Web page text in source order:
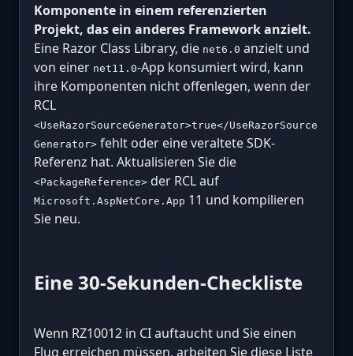
Komponente in einem referenzierten
Projekt, das ein anderes Framework anzielt.
Eine Razor Class Library, die net6.0 anzielt und
von einer net11.0-App konsumiert wird, kann
ihre Komponenten nicht offenlegen, wenn der
RCL
<UseRazorSourceGenerator>true</UseRazorSource
Generator> fehlt oder eine veraltete SDK-
Referenz hat. Aktualisieren Sie die
<PackageReference> der RCL auf
Microsoft.AspNetCore.App 11 und kompilieren
Sie neu.
Eine 30-Sekunden-Checkliste
Wenn RZ10012 in CI auftaucht und Sie einen
Flug erreichen müssen, arbeiten Sie diese Liste